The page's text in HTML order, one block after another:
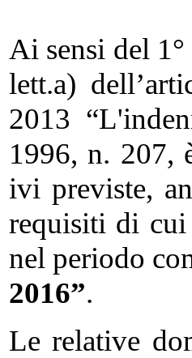
Ai sensi del
lett.a)
2013
1996, n. 207,
ivi previste,
requisiti di cui
nel periodo
2016”.
Le relative